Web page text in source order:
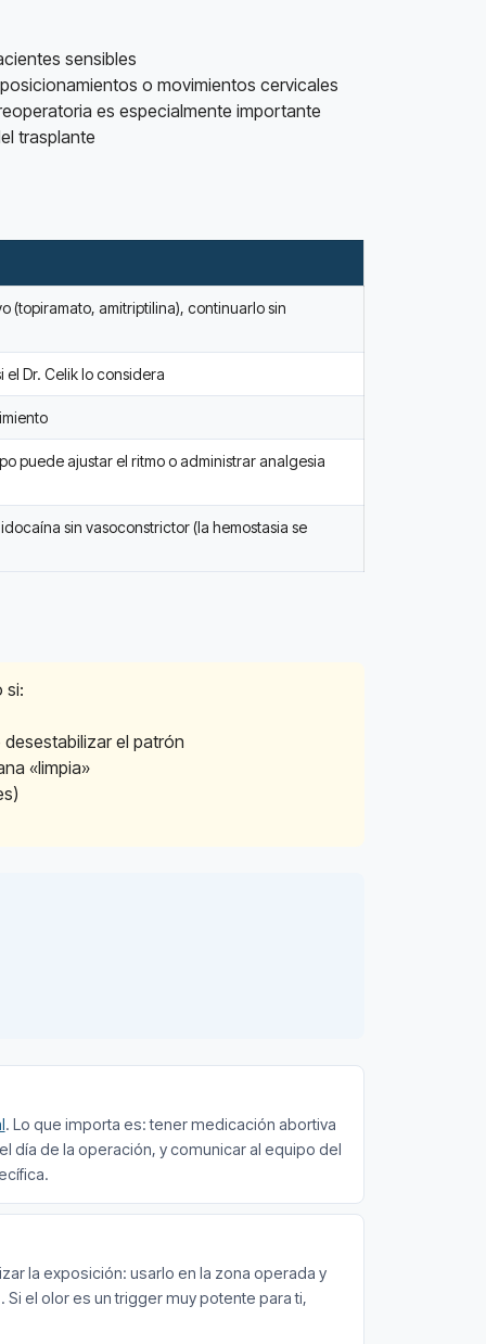
sensibles
o movimientos cervicales
es especialmente importante
trasplante
(topiramato, amitriptilina), continuarlo sin
Dr. Celik lo considera
puede ajustar el ritmo o administrar analgesia
sin vasoconstrictor (la hemostasia se
si:
el patrón
«limpia»
. Lo que importa es: tener medicación abortiva
día de la operación, y comunicar al equipo del
la exposición: usarlo en la zona operada y
el olor es un trigger muy potente para ti,